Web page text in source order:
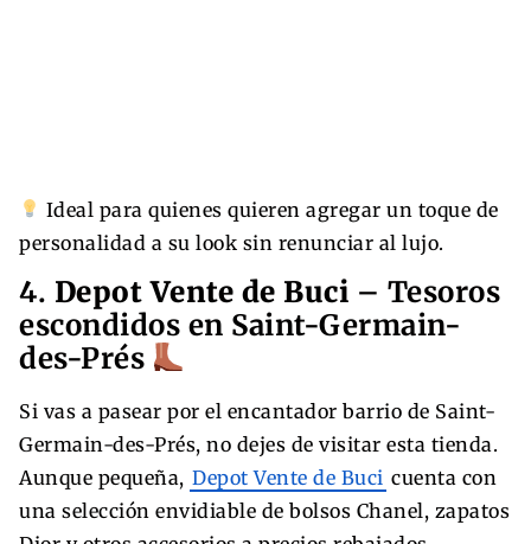
Ideal para quienes quieren agregar un toque de
personalidad a su look sin renunciar al lujo.
4. Depot Vente de Buci – Tesoros
escondidos en Saint-Germain-
des-Prés
Si vas a pasear por el encantador barrio de Saint-
Germain-des-Prés, no dejes de visitar esta tienda.
Aunque pequeña, Depot Vente de Buci cuenta con
una selección envidiable de bolsos Chanel, zapatos